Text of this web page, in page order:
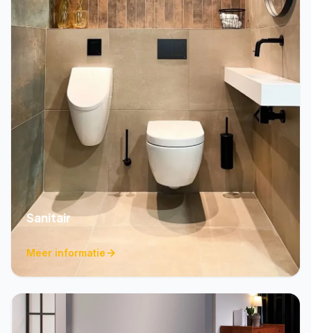
Sanitair
Meer informatie